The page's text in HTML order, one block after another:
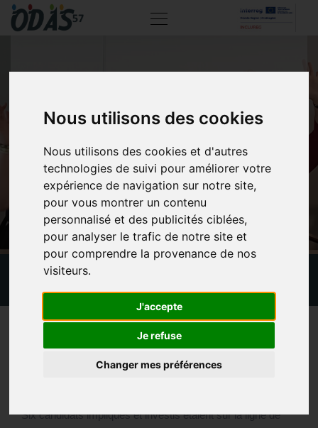
Nous utilisons des cookies
Nous utilisons des cookies et d'autres
technologies de suivi pour améliorer votre
expérience de navigation sur notre site,
pour vous montrer un contenu
personnalisé et des publicités ciblées,
pour analyser le trafic de notre site et
pour comprendre la provenance de nos
visiteurs.
J'accepte
Je refuse
Changer mes préférences
REPRÉSENTANTS DE
LA MAS AU CVS
Actualités
26 septembre 2024
Six candidats impliqués et investis étaient sur la ligne de